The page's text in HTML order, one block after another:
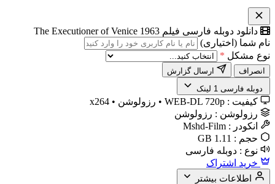
دانلود دوبله فارسی فیلم The Executioner of Venice 1963
نام شما (اختیاری)
نوع مشکل *
انصراف
️ دوبله فارسی 1 لینک
کیفیت : WEB-DL 720p • رزولوشن • x264
رزولوشن : رزولوشن
انکودر : Mshd-Film
حجم : 1.11 GB
نوع : دوبله فارسی
خرید اشتراک
اطلاعات بیشتر